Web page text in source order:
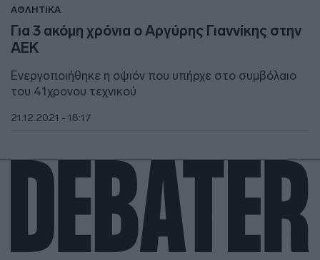
ΑΘΛΗΤΙΚΑ
Για 3 ακόμη χρόνια ο Αργύρης Γιαννίκης στην
ΑΕΚ
Ενεργοποιήθηκε η οψιόν που υπήρχε στο συμβόλαιο
του 41χρονου τεχνικού
21.12.2021 - 18:17